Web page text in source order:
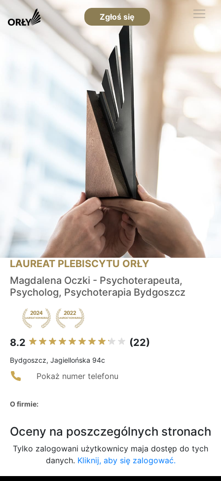
Zgłoś się
LAUREAT PLEBISCYTU ORŁY
Magdalena Oczki - Psychoterapeuta,
Psycholog, Psychoterapia Bydgoszcz
8.2 (22)
Bydgoszcz, Jagiellońska 94c
Pokaż numer telefonu
O firmie:
Oceny na poszczególnych stronach
Tylko zalogowani użytkownicy maja dostęp do tych
danych. Kliknij, aby się zalogować.